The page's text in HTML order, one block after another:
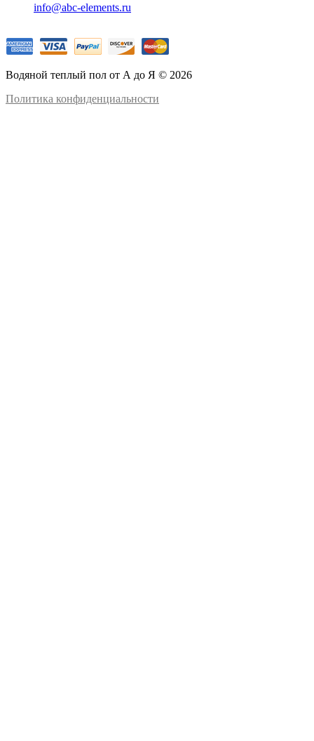
info@abc-elements.ru
Водяной теплый пол от А до Я © 2026
Политика конфиденциальности